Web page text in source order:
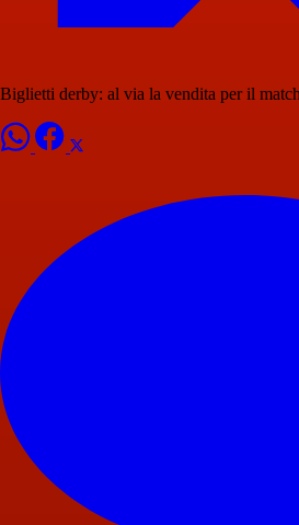
Biglietti derby: al via la vendita per il